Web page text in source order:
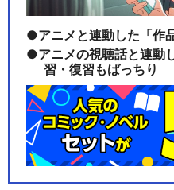
アニメと連動した「作
アニメの視聴話と連動
習・復習もばっちり